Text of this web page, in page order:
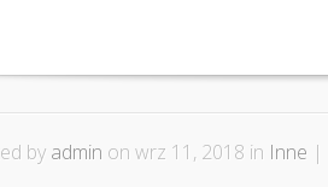
by admin on wrz 11, 2018 in Inne |